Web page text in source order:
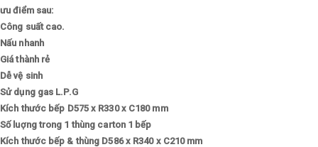
ưu điểm sau:
Công suất cao.
Nấu nhanh
Giá thành rẻ
Dễ vệ sinh
Sử dụng gas L.P.G
Kích thước bếp D575 x R330 x C180 mm
Số luợng trong 1 thùng carton 1 bếp
Kích thước bếp & thùng D586 x R340 x C210 mm